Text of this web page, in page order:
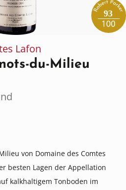
93
Lafon
du-Milieu
von Domaine des Comtes
besten Lagen der Appellation
kalkhaltigem Tonboden im